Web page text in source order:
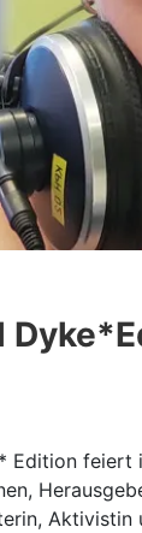
Edition